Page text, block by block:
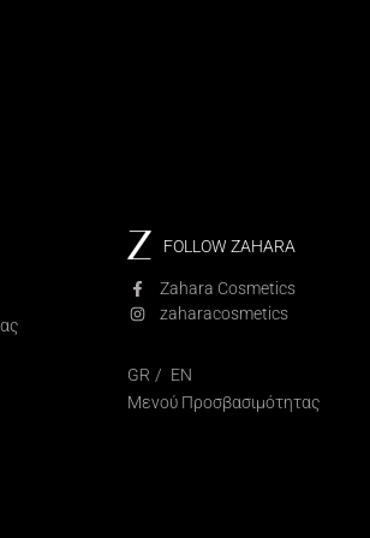
FOLLOW ZAHARA
Zahara Cosmetics
zaharacosmetics
GR
EN
Μενού Προσβασιμότητας